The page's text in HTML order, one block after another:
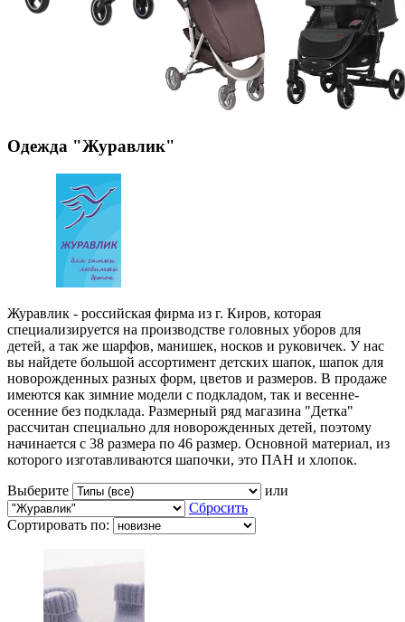
Одежда "Журавлик"
Журавлик - российская фирма из г. Киров, которая
специализируется на производстве головных уборов для
детей, а так же шарфов, манишек, носков и руковичек. У нас
вы найдете большой ассортимент детских шапок, шапок для
новорожденных разных форм, цветов и размеров. В продаже
имеются как зимние модели с подкладом, так и весенне-
осенние без подклада. Размерный ряд магазина "Детка"
рассчитан специально для новорожденных детей, поэтому
начинается с 38 размера по 46 размер. Основной материал, из
которого изготавливаются шапочки, это ПАН и хлопок.
Выберите
или
Сбросить
Сортировать по: